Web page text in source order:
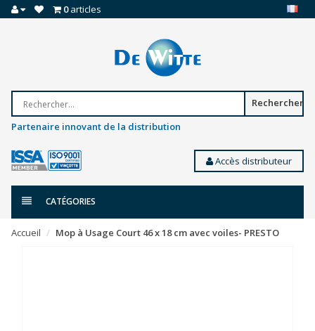
0articles
Rechercher
Partenaire innovant de la distribution
Accès distributeur
CATÉGORIES
Accueil Mop à Usage Court 46 x 18 cm avec voiles- PRESTO